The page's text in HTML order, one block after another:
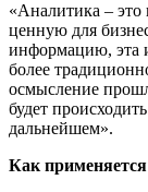
«Аналитика –
ценную для
информацию, эта
более
осмысление
будет
дальнейшем».
Как применяется